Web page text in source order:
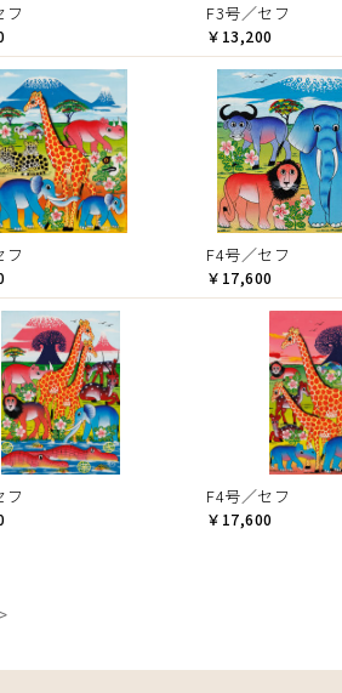
フ F3号／セフ
￥13,200
フ F4号／セフ
￥17,600
フ F4号／セフ
￥17,600